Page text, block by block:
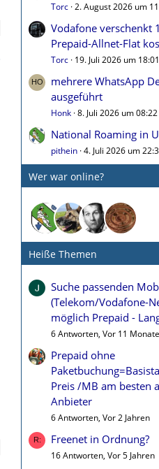
Torc 2. August 2026 um
Vodafone verschenkt
Prepaid-Allnet-Flat
Torc 19. Juli 2026 um 18:01
mehrere WhatsApp
ausgeführt
Honk 8. Juli 2026 um 08:22
National Roaming in
pithein 4. Juli 2026 um
Wer war online?
Heiße Themen
Suche passenden
(Telekom/Vodafone-
möglich Prepaid -
6 Antworten, Vor 11
Prepaid ohne
Preis /MB am besten
Anbieter
6 Antworten, Vor 2 Jahren
Freenet in Ordnung?
16 Antworten, Vor 5 Jahren